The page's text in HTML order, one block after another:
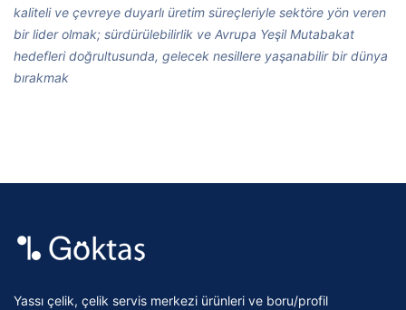
kaliteli ve çevreye duyarlı üretim süreçleriyle sektöre yön veren
bir lider olmak; sürdürülebilirlik ve Avrupa Yeşil Mutabakat
hedefleri doğrultusunda, gelecek nesillere yaşanabilir bir dünya
bırakmak
Yassı çelik, çelik servis merkezi ürünleri ve boru/profil